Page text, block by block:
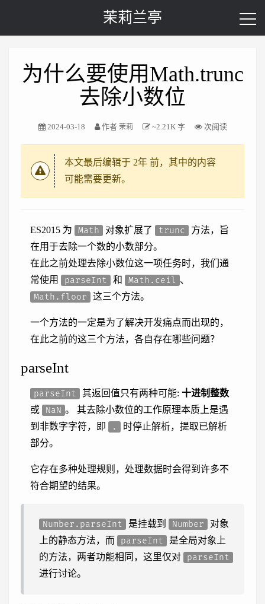
茉莉兰亭
为什么要使用Math.trunc
去除小数位
2024-03-18 作者 茉莉 ~2.21K 字 次阅读
本文最后编辑于 2年 前，其中的内容
可能需要更新。
ES2015 为 Math 对象扩展了 trunc
方法，旨
在用于去除一个数的小数部分。
在此之前处理去除小数位这一项任务时，我们通
常使用
parseInt 和 Math.ceil 、
Math.floor
这三个方法。
一个方法的一定是为了解决开发痛点而出现的，
在此之前的这三个方法，各自存在哪些问题？
parseInt
parseInt 其返回值只有两种可能: 十进制整数
或
NaN 。 其去除小数位的工作原理本质上是遇
到非数字字符，即
.
时停止解析，提取已解析
部分。
它存在多种处理规则，处理数据时会得到许多不
符合期望的结果。
Number.parseInt 是挂载到 Number
对象
上的静态方法，而
parseInt
是全局对象上
的方法，两者功能相同，这里仅对
parseInt
进行讨论。